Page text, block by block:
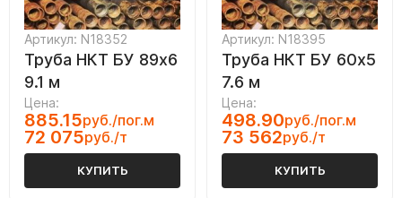
Артикул: N18352
Труба НКТ БУ 89х6
9.1 м
Цена:
885.15руб./пог.м
72 075руб./т
КУПИТЬ
Артикул: N18395
Труба НКТ БУ 60х5
7.6 м
Цена:
498.90руб./пог.м
73 562руб./т
КУПИТЬ